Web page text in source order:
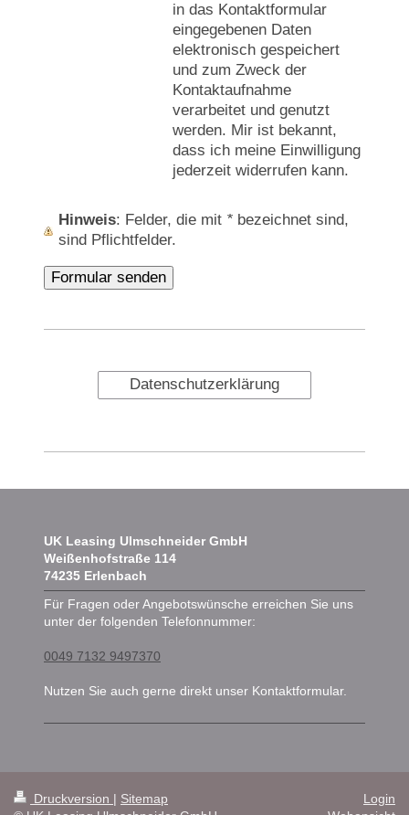
in das Kontaktformular
eingegebenen Daten
elektronisch gespeichert
und zum Zweck der
Kontaktaufnahme
verarbeitet und genutzt
werden. Mir ist bekannt,
dass ich meine Einwilligung
jederzeit widerrufen kann.
Hinweis : Felder, die mit * bezeichnet sind,
sind Pflichtfelder.
Datenschutzerklärung
UK Leasing Ulmschneider GmbH
Weißenhofstraße 114
74235 Erlenbach
Für Fragen oder Angebotswünsche erreichen Sie uns
unter der folgenden Telefonnummer:
0049 7132 9497370
Nutzen Sie auch gerne direkt unser Kontaktformular.
Druckversion | Sitemap
Login